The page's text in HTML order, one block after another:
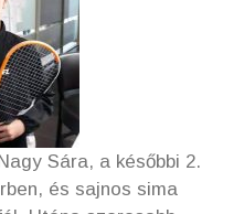
Sára, a későbbi 2.
és sajnos sima